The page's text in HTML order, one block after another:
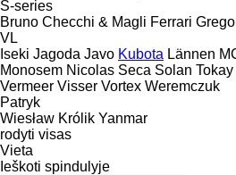
S-series
Bruno Checchi & Magli Ferrari
VL
Iseki Jagoda Javo Kubota Lännen
Monosem Nicolas Seca Solan
Vermeer Visser Vortex Weremczuk
Patryk
Wiesław Królik Yanmar
rodyti visas
Vieta
Ieškoti spindulyje